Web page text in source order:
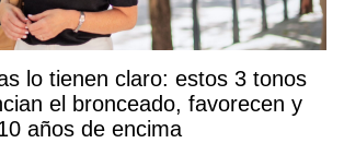
lo tienen claro: estos 3 tonos
el bronceado, favorecen y
años de encima